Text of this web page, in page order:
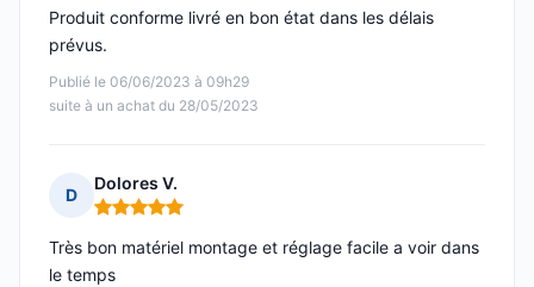
Publié le 06/06/2023 à 09h29
suite à un achat du 28/05/2023
Produit conforme livré en bon état dans les délais
prévus.
D
Dolores V.
Note : 5 sur 5
Très bon matériel montage et réglage facile a voir dans
le temps